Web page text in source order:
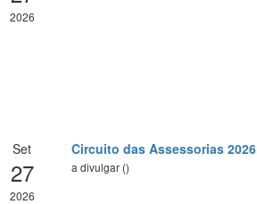
2026
Set
27
2026
Circuito das Assessorias 2026
a divulgar ()